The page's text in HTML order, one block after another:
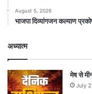
August 5, 2026
भाजपा दिव्यांगजन कल्याण
अध्यात्म
मेष से
July